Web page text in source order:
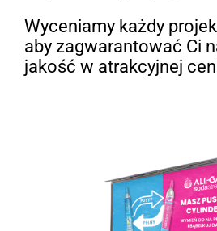
Wyceniamy każdy
aby zagwarantować Ci
jakość w atrakcyjnej